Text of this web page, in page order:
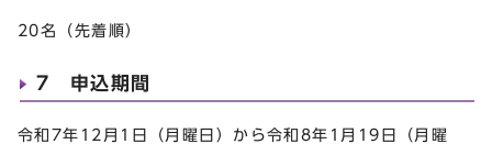
20名（先着順）
7 申込期間
令和7年12月1日（月曜日）から令和8年1月19日（月曜